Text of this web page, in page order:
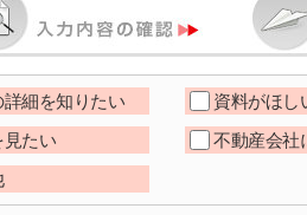
詳細を知りたい
資料がほし
見たい
不動産会社